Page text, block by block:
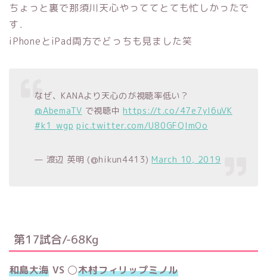
ちょっと裏で那須川天心やっててとても忙しかったで
す．
iPhoneとiPad両方でどっちも見ました笑
なぜ、KANAより天心のが視聴率低い？
@AbemaTV で視聴中https://t.co/47e7yI6uVK
#k1_wgp pic.twitter.com/U80GFQlmOo
— 渡辺 英明 (@hikun4413)March 10, 2019
第17試合/-68Kg
和島大海 VS ◯木村フィリップミノル